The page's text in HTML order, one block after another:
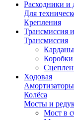
Расходники и
Для
Крепления
Трансмиссия
Трансмиссия
Карданы
Коробки
Ходовая
Амортизаторы
Колёса
Мосты и
Мост в